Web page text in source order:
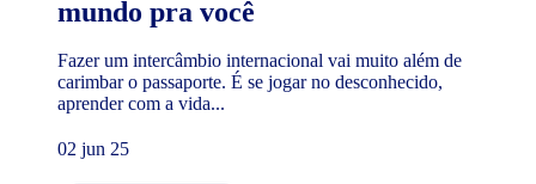
mundo pra você
Fazer um intercâmbio internacional vai muito além de
carimbar o passaporte. É se jogar no desconhecido,
aprender com a vida...
02 jun 25